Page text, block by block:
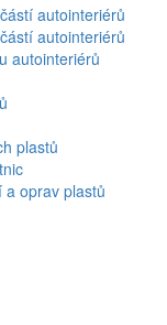
autointeriérů
autointeriérů
autointeriérů
plastů
oprav plastů